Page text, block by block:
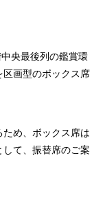
央最後列の鑑賞環
画型のボックス席
め、ボックス席は
て、振替席のご案